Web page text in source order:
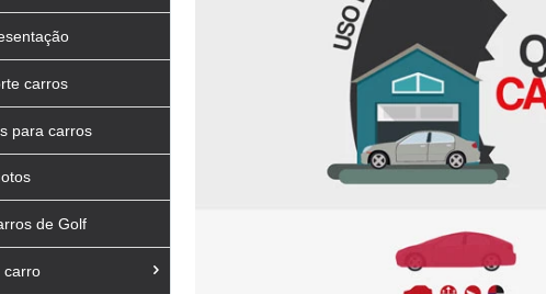
carros
para carros
de Golf
carro